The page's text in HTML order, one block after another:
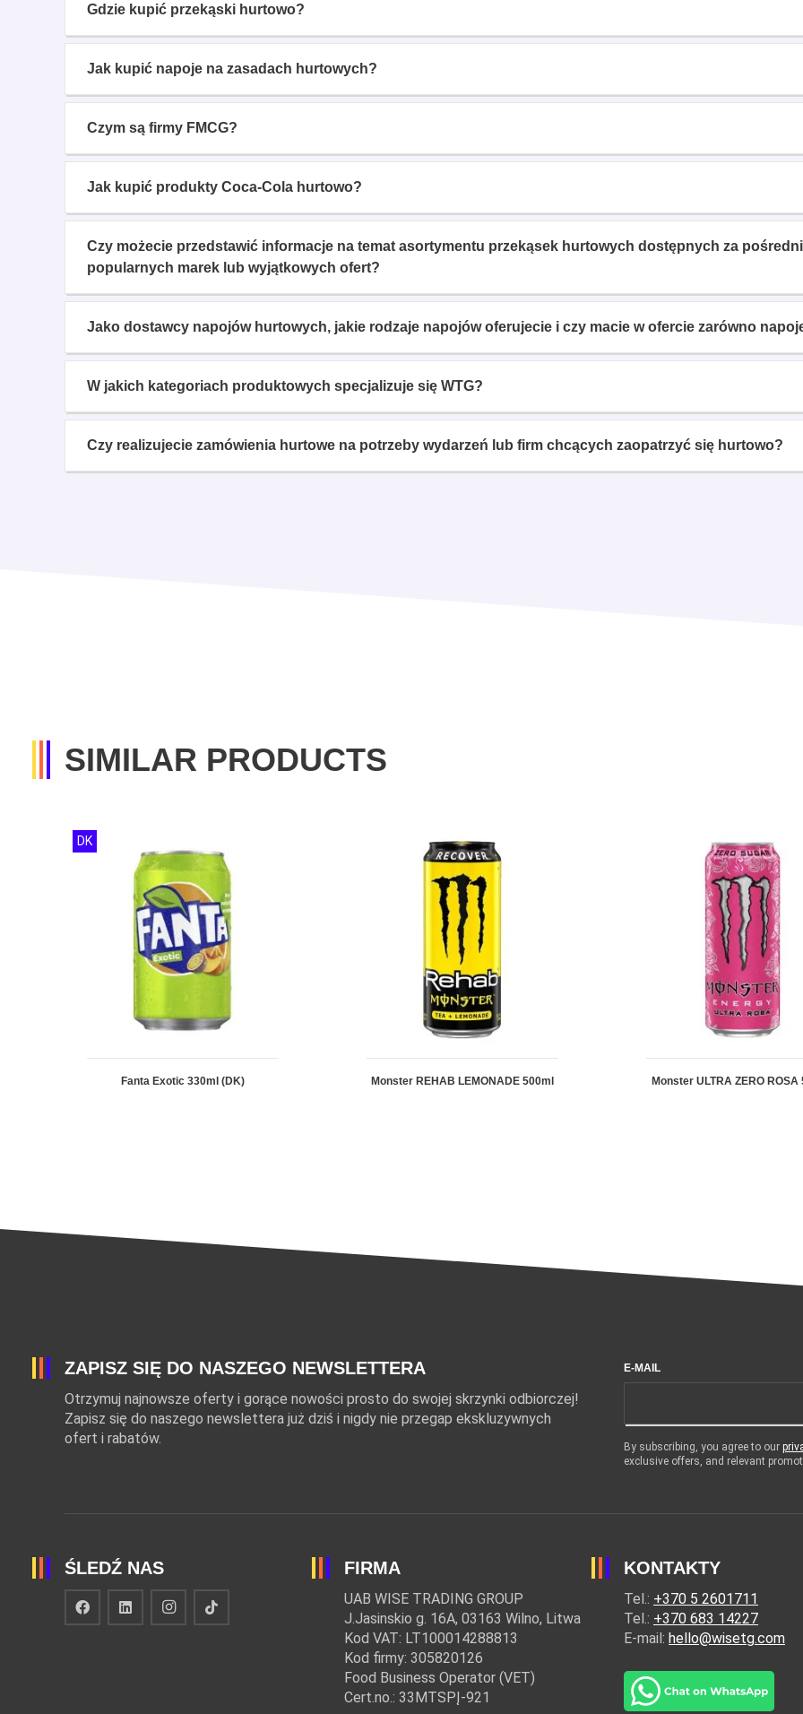
Gdzie kupić przekąski hurtowo?
Jak kupić napoje na zasadach hurtowych?
Czym są firmy FMCG?
Jak kupić produkty Coca-Cola hurtowo?
Czy możecie przedstawić informacje na temat asortymentu przekąsek hurtowych dostępnych za
popularnych marek lub wyjątkowych ofert?
Jako dostawcy napojów hurtowych, jakie rodzaje napojów oferujecie i czy macie w ofercie zarówno
W jakich kategoriach produktowych specjalizuje się WTG?
Czy realizujecie zamówienia hurtowe na potrzeby wydarzeń lub firm chcących zaopatrzyć się hurtowo?
SIMILAR PRODUCTS
Fanta Exotic 330ml (DK)
DK
Monster REHAB LEMONADE 500ml Monster ULTRA ZERO ROSA
ZAPISZ SIĘ DO NASZEGO NEWSLETTERA
Otrzymuj najnowsze oferty i gorące nowości prosto do swojej skrzynki odbiorczej!
Zapisz się do naszego newslettera już dziś i nigdy nie przegap ekskluzywnych
ofert i rabatów.
E-MAIL
By subscribing, you agree to our
exclusive offers, and relevant
ŚLEDŹ NAS FIRMA
UAB WISE TRADING GROUP
J.Jasinskio g. 16A, 03163 Wilno, Litwa
Kod VAT: LT100014288813
Kod firmy: 305820126
Food Business Operator (VET)
Cert.no.: 33MTSPĮ-921
KONTAKTY
Tel.: +370 5 2601711
Tel.: +370 683 14227
E-mail: hello@wisetg.com